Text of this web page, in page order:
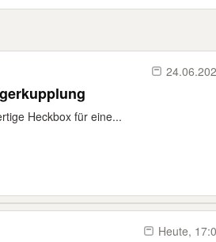
Heckbox für eine...
Heute,